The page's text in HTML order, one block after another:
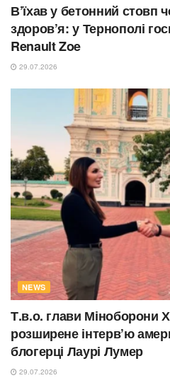
В’їхав у бетонний стовп
здоров’я: у Тернополі
Renault Zoe
29.07.2026
NEWS
Т.в.о. глави Міноборони
розширене інтерв’ю
блогерці Лаурі Лумер
29.07.2026